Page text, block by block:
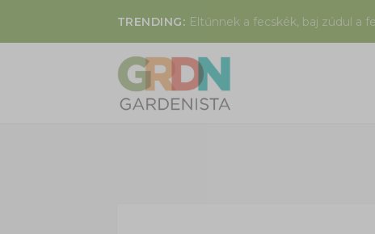
TRENDING: Eltűnnek a fecskék, baj zúdul a